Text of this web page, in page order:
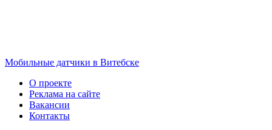
Мобильные датчики в Витебске
О проекте
Реклама на сайте
Вакансии
Контакты